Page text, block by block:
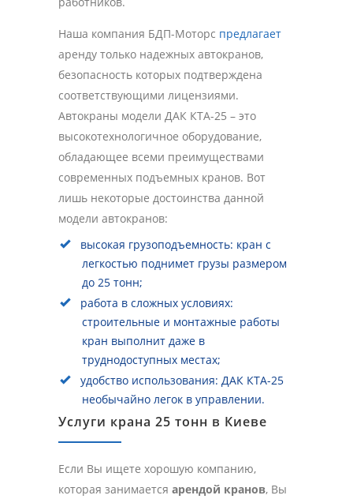
Наша компания БДП-Моторс предлагает
аренду только надежных автокранов,
безопасность которых подтверждена
соответствующими лицензиями.
Автокраны модели ДАК КТА-25 – это
высокотехнологичное оборудование,
обладающее всеми преимуществами
современных подъемных кранов. Вот
лишь некоторые достоинства данной
модели автокранов:
высокая грузоподъемность: кран с
легкостью поднимет грузы размером
до 25 тонн;
работа в сложных условиях:
строительные и монтажные работы
кран выполнит даже в
труднодоступных местах;
удобство использования: ДАК КТА-25
необычайно легок в управлении.
Услуги крана 25 тонн в Киеве
Если Вы ищете хорошую компанию,
которая занимается арендой кранов, Вы